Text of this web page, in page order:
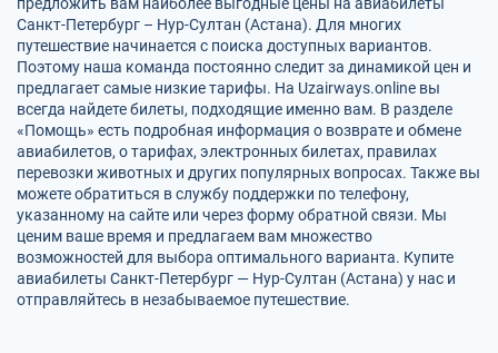
Санкт-Петербург – Нур-Султан (Астана). Для многих
путешествие начинается с поиска доступных вариантов.
Поэтому наша команда постоянно следит за динамикой цен и
предлагает самые низкие тарифы. На Uzairways.online вы
всегда найдете билеты, подходящие именно вам. В разделе
«Помощь» есть подробная информация о возврате и обмене
авиабилетов, о тарифах, электронных билетах, правилах
перевозки животных и других популярных вопросах. Также вы
можете обратиться в службу поддержки по телефону,
указанному на сайте или через форму обратной связи. Мы
ценим ваше время и предлагаем вам множество
возможностей для выбора оптимального варианта. Купите
авиабилеты Санкт-Петербург — Нур-Султан (Астана) у нас и
отправляйтесь в незабываемое путешествие.